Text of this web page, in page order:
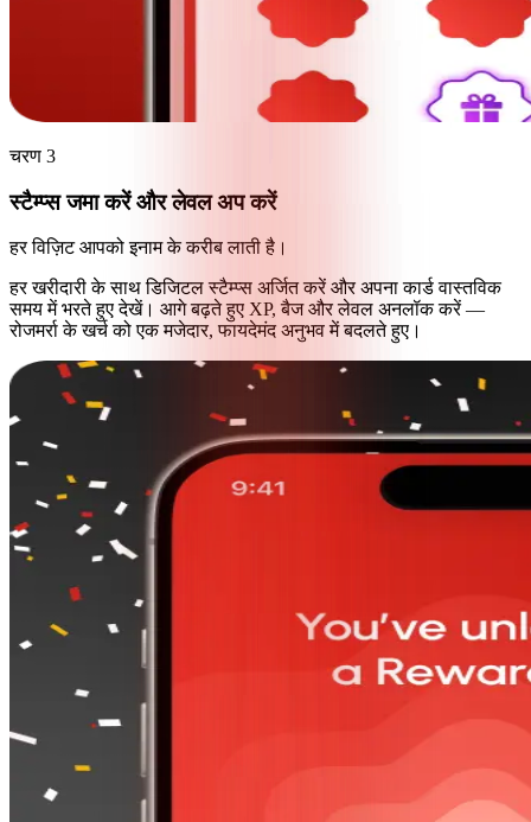
चरण 3
स्टैम्प्स जमा करें और लेवल अप करें
हर विज़िट आपको इनाम के करीब लाती है।
हर खरीदारी के साथ डिजिटल स्टैम्प्स अर्जित करें और अपना कार्ड वास्तविक
समय में भरते हुए देखें। आगे बढ़ते हुए XP, बैज और लेवल अनलॉक करें —
रोजमर्रा के खर्च को एक मजेदार, फायदेमंद अनुभव में बदलते हुए।